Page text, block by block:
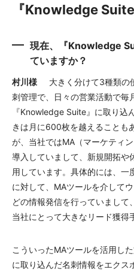
『Knowledge
現在、『Knowledge
ていますか？
村川様
大きく分けて3種類の
刺管理で、日々の営業活動で毎
『Knowledge Suite』に取り込
きは月に600枚を越えることも
が、当社ではMA（マーケティ
導入していまして、新規開拓や
用しています。具体的には、一
に対して、MAツールを介して
どの情報発信を行っていまして
当社にとって大きなリード獲得
こういったMAツールを活用し
に取り込んだ名刺情報をエクス